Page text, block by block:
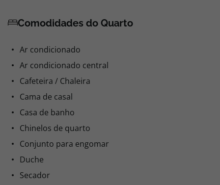
Comodidades do Quarto
Ar condicionado
Ar condicionado central
Cafeteira / Chaleira
Cama de casal
Casa de banho
Chinelos de quarto
Conjunto para engomar
Duche
Secador